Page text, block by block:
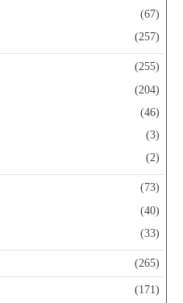
(67)
(257)
(255)
(204)
(46)
(3)
(2)
(73)
(40)
(33)
(265)
(171)